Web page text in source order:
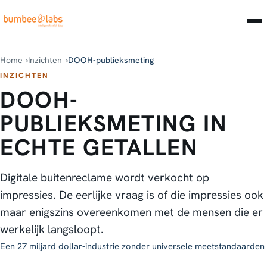
Home Inzichten DOOH-publieksmeting
INZICHTEN
DOOH-
PUBLIEKSMETING IN
ECHTE GETALLEN
Digitale buitenreclame wordt verkocht op
impressies. De eerlijke vraag is of die impressies ook
maar enigszins overeenkomen met de mensen die er
werkelijk langsloopt.
Een 27 miljard dollar-industrie zonder universele meetstandaarden